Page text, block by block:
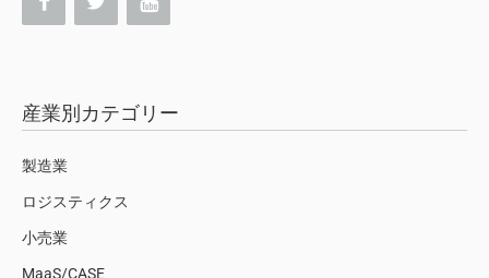
産業別カテゴリー
製造業
ロジスティクス
小売業
MaaS/CASE